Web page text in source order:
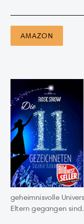
AMAZON
geheimnisvolle
Eltern gegangen